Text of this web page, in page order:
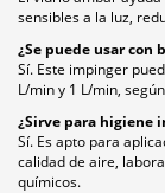
sensibles a la luz,
¿Se puede usar con
Sí. Este impinger
L/min y 1 L/min,
¿Sirve para higiene
Sí. Es apto para
calidad de aire,
químicos.